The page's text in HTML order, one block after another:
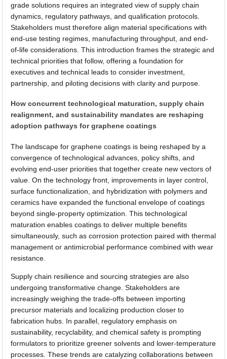
grade solutions requires an integrated view of supply chain
dynamics, regulatory pathways, and qualification protocols.
Stakeholders must therefore align material specifications with
end-use testing regimes, manufacturing throughput, and end-
of-life considerations. This introduction frames the strategic and
technical priorities that follow, offering a foundation for
executives and technical leads to consider investment,
partnership, and piloting decisions with clarity and purpose.
How concurrent technological maturation, supply chain
realignment, and sustainability mandates are reshaping
adoption pathways for graphene coatings
The landscape for graphene coatings is being reshaped by a
convergence of technological advances, policy shifts, and
evolving end-user priorities that together create new vectors of
value. On the technology front, improvements in layer control,
surface functionalization, and hybridization with polymers and
ceramics have expanded the functional envelope of coatings
beyond single-property optimization. This technological
maturation enables coatings to deliver multiple benefits
simultaneously, such as corrosion protection paired with thermal
management or antimicrobial performance combined with wear
resistance.
Supply chain resilience and sourcing strategies are also
undergoing transformative change. Stakeholders are
increasingly weighing the trade-offs between importing
precursor materials and localizing production closer to
fabrication hubs. In parallel, regulatory emphasis on
sustainability, recyclability, and chemical safety is prompting
formulators to prioritize greener solvents and lower-temperature
processes. These trends are catalyzing collaborations between